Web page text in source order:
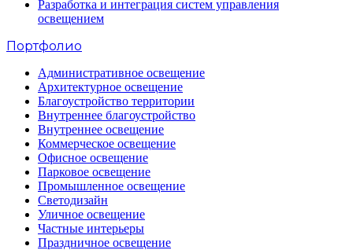
Разработка и интеграция систем управления
освещением
Портфолио
Административное освещение
Архитектурное освещение
Благоустройство территории
Внутреннее благоустройство
Внутреннее освещение
Коммерческое освещение
Офисное освещение
Парковое освещение
Промышленное освещение
Светодизайн
Уличное освещение
Частные интерьеры
Праздничное освещение